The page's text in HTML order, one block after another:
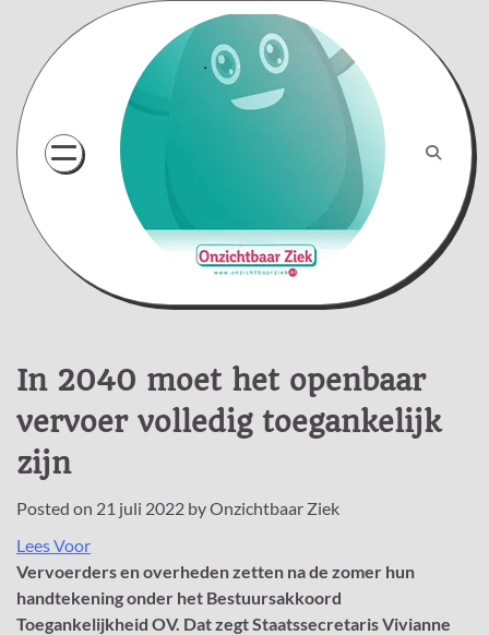
content
In 2040 moet het openbaar
vervoer volledig toegankelijk
zijn
Posted on 21 juli 2022 byOnzichtbaar Ziek
Lees Voor
Vervoerders en overheden zetten na de zomer hun
handtekening onder het Bestuursakkoord
Toegankelijkheid OV. Dat zegt Staatssecretaris Vivianne